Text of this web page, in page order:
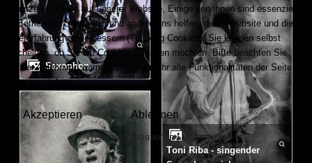
Saxophon
Toni Riba - singender
Wir nutzen Cookies auf unserer Website. Einige von ihnen sind essenziell für
den Betrieb der Seite, während andere uns helfen, diese Website und die
Nutzererfahrung zu verbessern (Tracking Cookies). Sie können selbst
entscheiden, ob Sie die Cookies zulassen möchten. Bitte beachten Sie, dass
bei einer Ablehnung womöglich nicht mehr alle Funktionalitäten der Seite zur
Verfügung stehen.
Akzeptieren Ablehnen
Weitere Informationen| Impressum